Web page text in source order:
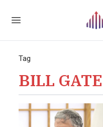
Tag
BILL